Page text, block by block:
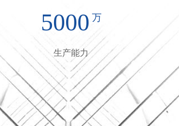
5000 万
生产能力